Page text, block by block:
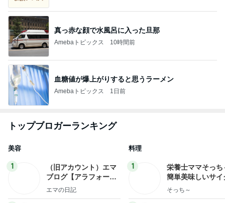
真っ赤な顔で水風呂に入った旦那
Amebaトピックス 10時間前
血糖値が爆上がりすると思うラーメン
Amebaトピックス 1日前
トップブロガーランキング
美容
1
（旧アカウント）エマ
ブログ【アラフォー会
社売却セカンドライ
エマの日記
料理
1
栄養士ママそっち
簡単美味しいサイ
献立
そっち～